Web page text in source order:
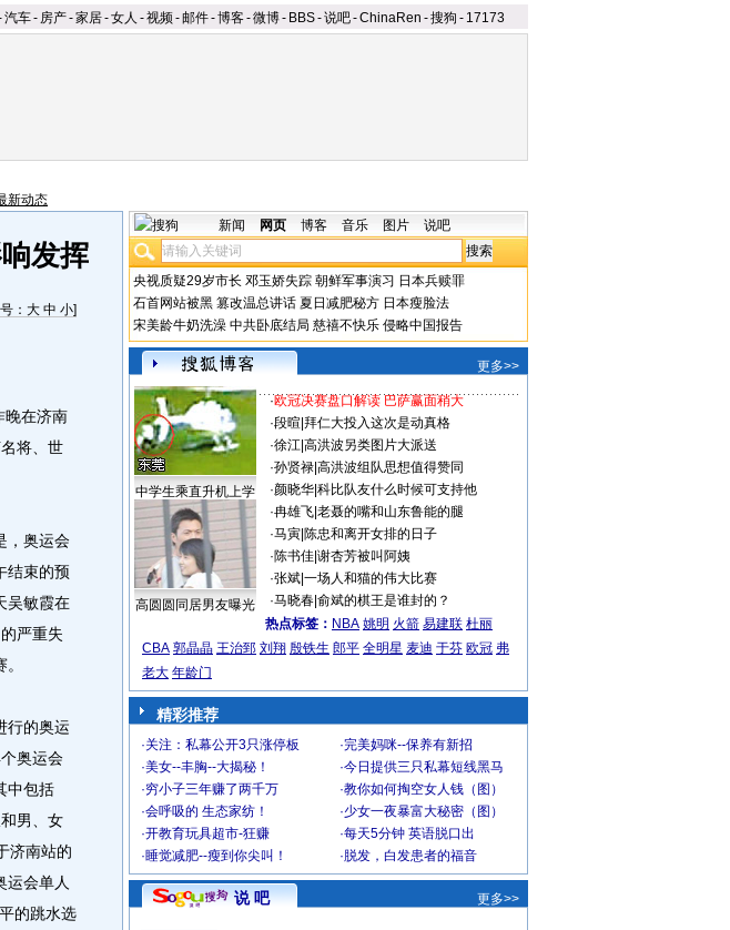
汽车- 房产-家居-女人 -视频-邮件-博客-微博- BBS-说吧-ChinaRen -搜狗 - 17173
新动态
发挥
： 大 中 小]
在济南
将、世
，奥运会
结束的预
吴敏霞在
严重失
的奥运
奥运会
中包括
男、女
济南站的
运会单人
的跳水选
新闻 网页 博客 音乐 图片 说吧
央视质疑29岁市长 邓玉娇失踪 朝鲜军事演习 日本兵赎罪
石首网站被黑 篡改温总讲话 夏日减肥秘方 日本瘦脸法
宋美龄牛奶洗澡 中共卧底结局 慈禧不快乐 侵略中国报告
更多>>
中学生乘直升机上学
高圆圆同居男友曝光
·欧冠决赛盘口解读 巴萨赢面稍大
·段暄 拜仁大投入这次是动真格
·徐江| 高洪波另类图片大派送
·孙贤禄| 高洪波组队思想值得赞同
·颜晓华| 科比队友什么时候可支持他
·冉雄飞| 老聂的嘴和山东鲁能的腿
·马寅| 陈忠和离开女排的日子
·陈书佳| 谢杏芳被叫阿姨
·张斌| 一场人和猫的伟大比赛
·马晓春| 俞斌的棋王是谁封的？
热点标签： NBA 姚明 火箭 易建联 杜丽
CBA 郭晶晶 王治郅 刘翔 殷铁生 郎平 全明星 麦迪 于芬 欧冠 弗
老大 年龄门
精彩推荐
·关注：私幕公开3只涨停板 ·完美妈咪--保养有新招
·美女--丰胸--大揭秘！ ·今日提供三只私幕短线黑马
·穷小子三年赚了两千万 ·教你如何掏空女人钱（图）
·会呼吸的 生态家纺！ ·少女一夜暴富大秘密（图）
·开教育玩具超市-狂赚 ·每天5分钟 英语脱口出
·睡觉减肥--瘦到你尖叫！ · 脱发，白发患者的福音
说 吧 更多>>